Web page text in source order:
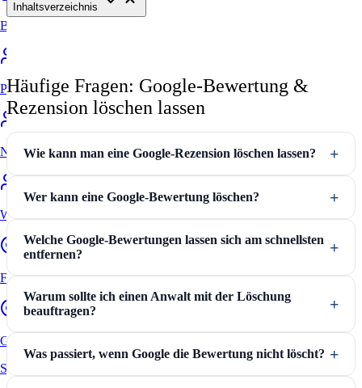
Bewertung online prüfen
Portale
Nachteile ohne Anwalt
Warum zum Anwalt
FAQ
Google Bewertungen löschen
Schritt für Schritt erklärt und Tipps vom Anwalt
Inhaltsverzeichnis
Häufige Fragen: Google-Bewertung &
Rezension löschen lassen
Wie kann man eine Google-Rezension löschen lassen?
Wer kann eine Google-Bewertung löschen?
Welche Google-Bewertungen lassen sich am schnellsten
entfernen?
Warum sollte ich einen Anwalt mit der Löschung
beauftragen?
Was passiert, wenn Google die Bewertung nicht löscht?